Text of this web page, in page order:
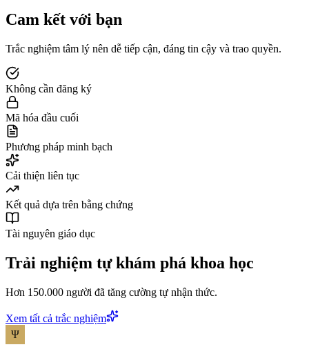
Cam kết với bạn
Trắc nghiệm tâm lý nên dễ tiếp cận, đáng tin cậy và trao quyền.
Không cần đăng ký
Mã hóa đầu cuối
Phương pháp minh bạch
Cải thiện liên tục
Kết quả dựa trên bằng chứng
Tài nguyên giáo dục
Trải nghiệm tự khám phá khoa học
Hơn 150.000 người đã tăng cường tự nhận thức.
Xem tất cả trắc nghiệm